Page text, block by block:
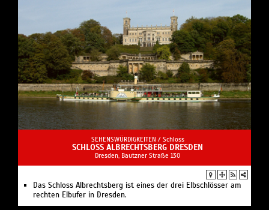
SEHENSWÜRDIGKEITEN / Schloss
SCHLOSS ALBRECHTSBERG DRESDEN
Dresden, Bautzner Straße 130
Das Schloss Albrechtsberg ist eines der drei Elbschlösser am
rechten Elbufer in Dresden.